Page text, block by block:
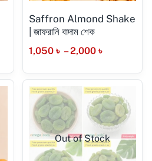
Saffron Almond Shake
| জাফরানি বাদাম শেক
1,050 ৳ – 2,000 ৳
Out of Stock